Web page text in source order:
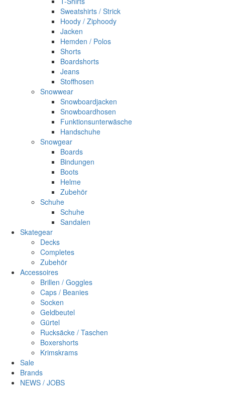
Sweatshirts / Strick
Hoody / Ziphoody
Jacken
Hemden / Polos
Shorts
Boardshorts
Jeans
Stoffhosen
Snowwear
Snowboardjacken
Snowboardhosen
Funktionsunterwäsche
Handschuhe
Snowgear
Boards
Bindungen
Boots
Helme
Zubehör
Schuhe
Schuhe
Sandalen
Skategear
Decks
Completes
Zubehör
Accessoires
Brillen / Goggles
Caps / Beanies
Socken
Geldbeutel
Gürtel
Rucksäcke / Taschen
Boxershorts
Krimskrams
Sale
Brands
NEWS / JOBS